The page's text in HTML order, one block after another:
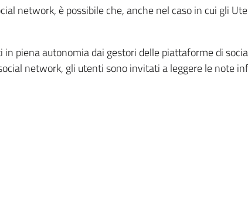
network, è possibile che, anche nel caso in cui gli
piena autonomia dai gestori delle piattaforme di
network, gli utenti sono invitati a leggere le note